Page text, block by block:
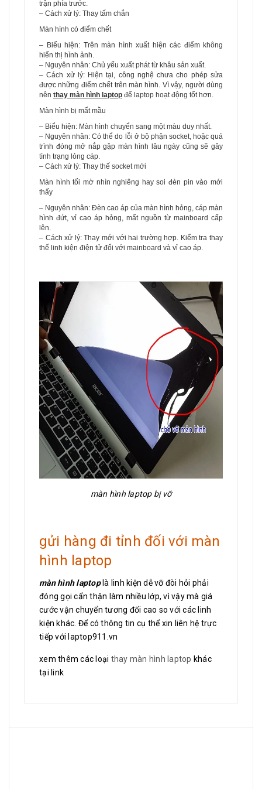
trận phía trước.
– Cách xử lý: Thay tấm chắn
Màn hình có điểm chết
– Biểu hiện: Trên màn hình xuất hiện các điểm không
hiển thị hình ảnh.
– Nguyên nhân: Chủ yếu xuất phát từ khâu sản xuất.
– Cách xử lý: Hiện tại, công nghệ chưa cho phép sửa
được những điểm chết trên màn hình. Vì vậy, người dùng
nên thay màn hình laptop để laptop hoạt động tốt hơn.
Màn hình bị mất mầu
– Biểu hiện: Màn hình chuyển sang một màu duy nhất.
– Nguyên nhân: Có thể do lỗi ở bộ phận socket, hoặc quá
trình đóng mở nắp gập màn hình lâu ngày cũng sẽ gây
tình trạng lỏng cáp.
– Cách xử lý: Thay thế socket mới
Màn hình tối mờ nhìn nghiêng hay soi đèn pin vào mới
thấy
– Nguyên nhân: Đèn cao áp của màn hình hỏng, cáp màn
hình đứt, vỉ cao áp hỏng, mất nguồn từ mainboard cấp
lên.
– Cách xử lý: Thay mới với hai trường hợp. Kiểm tra thay
thế linh kiện điện tử đối với mainboard và vỉ cao áp.
màn hình laptop bị vỡ
gửi hàng đi tỉnh đối với màn
hình laptop
màn hình laptoplà linh kiện dễ vỡ đòi hỏi phải
đóng gọi cẩn thận làm nhiều lớp, vì vậy mà giá
cước vận chuyển tương đối cao so với các linh
kiện khác. Để có thông tin cụ thể xin liên hệ trực
tiếp với laptop911.vn
xem thêm các loại thay màn hình laptop khác
tại link